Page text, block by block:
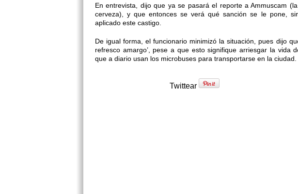
En entrevista, dijo que ya se pasará el reporte a Ammuscam
cerveza), y que entonces se verá qué sanción se le pone,
aplicado este castigo.
De igual forma, el funcionario minimizó la situación, pues dijo
refresco amargo’, pese a que esto signifique arriesgar la vida
que a diario usan los microbuses para transportarse en la ciudad.
Twittear